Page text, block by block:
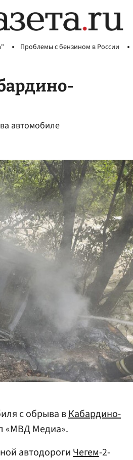
Проблемы с бензином в России
автомобиле
с обрыва вКабардино-
«МВД Медиа».
автодорогиЧегем-2-